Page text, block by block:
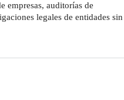
empresas, auditorías de
legales de entidades sin